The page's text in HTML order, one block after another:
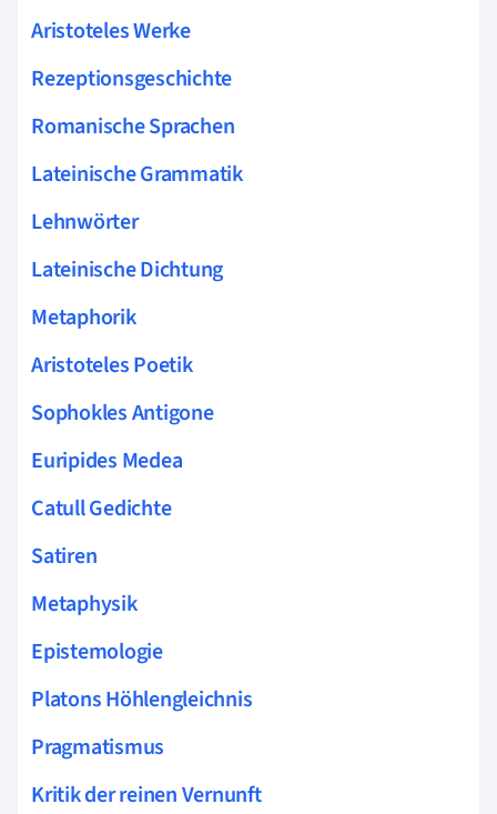
Aristoteles Werke
Rezeptionsgeschichte
Romanische Sprachen
Lateinische Grammatik
Lehnwörter
Lateinische Dichtung
Metaphorik
Aristoteles Poetik
Sophokles Antigone
Euripides Medea
Catull Gedichte
Satiren
Metaphysik
Epistemologie
Platons Höhlengleichnis
Pragmatismus
Kritik der reinen Vernunft